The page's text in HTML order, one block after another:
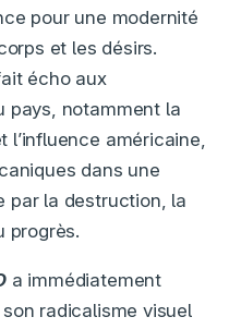
pour une modernité
et les désirs.
écho aux
pays, notamment la
l’influence américaine,
dans une
par la destruction, la
progrès.
a immédiatement
radicalisme visuel